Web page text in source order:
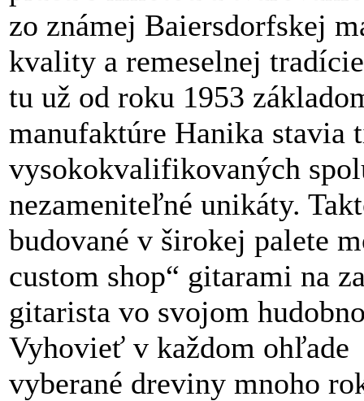
zo známej Baiersdorfskej
kvality a remeselnej
tu už od roku 1953
manufaktúre Hanika stavia
vysokokvalifikovaných
nezameniteľné unikáty.
budované v širokej palete
custom shop“ gitarami na
gitarista vo svojom
Vyhovieť v každom
vyberané dreviny mnoho